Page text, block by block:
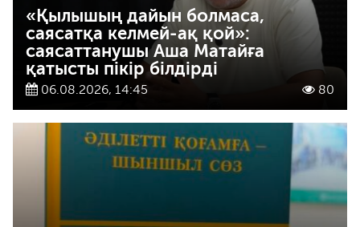
«Қылышың дайын болмаса,
саясатқа келмей-ақ қой»:
саясаттанушы Аша Матайға
қатысты пікір білдірді
06.08.2026, 14:45 80